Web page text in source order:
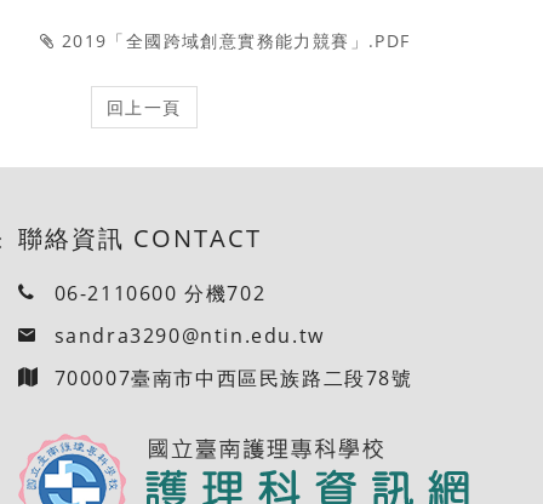
2019「全國跨域創意實務能力競賽」.PDF
聯絡資訊 CONTACT
06-2110600 分機702
sandra3290@ntin.edu.tw
700007臺南市中西區民族路二段78號